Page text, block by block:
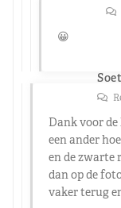
😀
Dank voor
een ander
en de zwarte
dan op de
vaker terug